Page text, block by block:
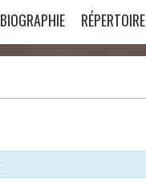
BIOGRAPHIE RÉPERTOIRE